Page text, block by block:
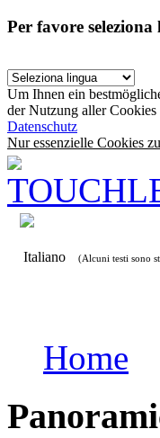
Per favore
Um Ihnen ein
der Nutzung aller
Datenschutz
Nur essenzielle Cookies
Italiano (Alcuni testi sono
Home